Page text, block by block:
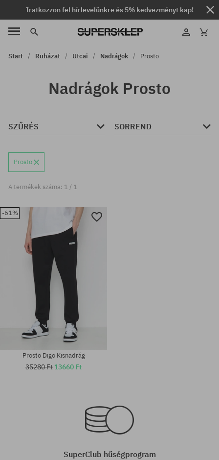
Iratkozzon fel hírlevelünkre és 5% kedvezményt kap!
Start Ruházat Utcai Nadrágok Prosto
Nadrágok Prosto
SZŰRÉS SORREND
Prosto
A termékek száma: 1 / 1
-61%
Prosto Digo Kisnadrág
35280 Ft 13660 Ft
SuperClub hűségprogram